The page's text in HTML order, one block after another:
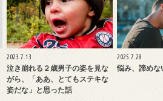
2023.7.13
泣き崩れる２歳男子の姿を見な
がら、「ああ、とてもステキな
姿だな」と思った話
2025.7.28
悩み、諦めな